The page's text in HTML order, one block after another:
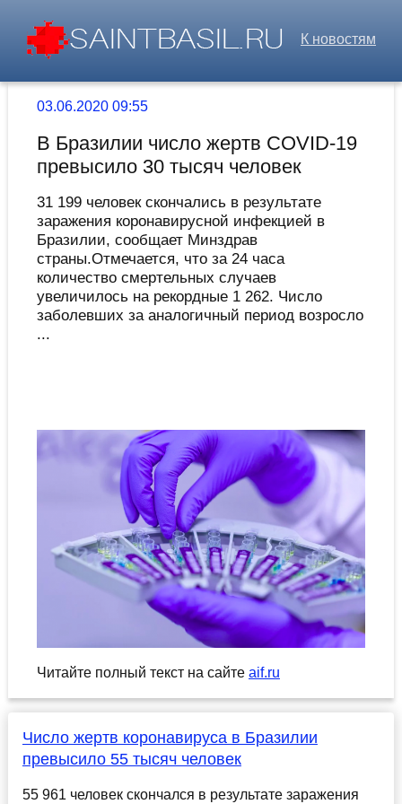
К новостям
03.06.2020 09:55
В Бразилии число жертв COVID-19
превысило 30 тысяч человек
31 199 человек скончались в результате
заражения коронавирусной инфекцией в
Бразилии, сообщает Минздрав
страны.Отмечается, что за 24 часа
количество смертельных случаев
увеличилось на рекордные 1 262. Число
заболевших за аналогичный период возросло
...
Читайте полный текст на сайте aif.ru
Число жертв коронавируса в Бразилии
превысило 55 тысяч человек
55 961 человек скончался в результате заражения